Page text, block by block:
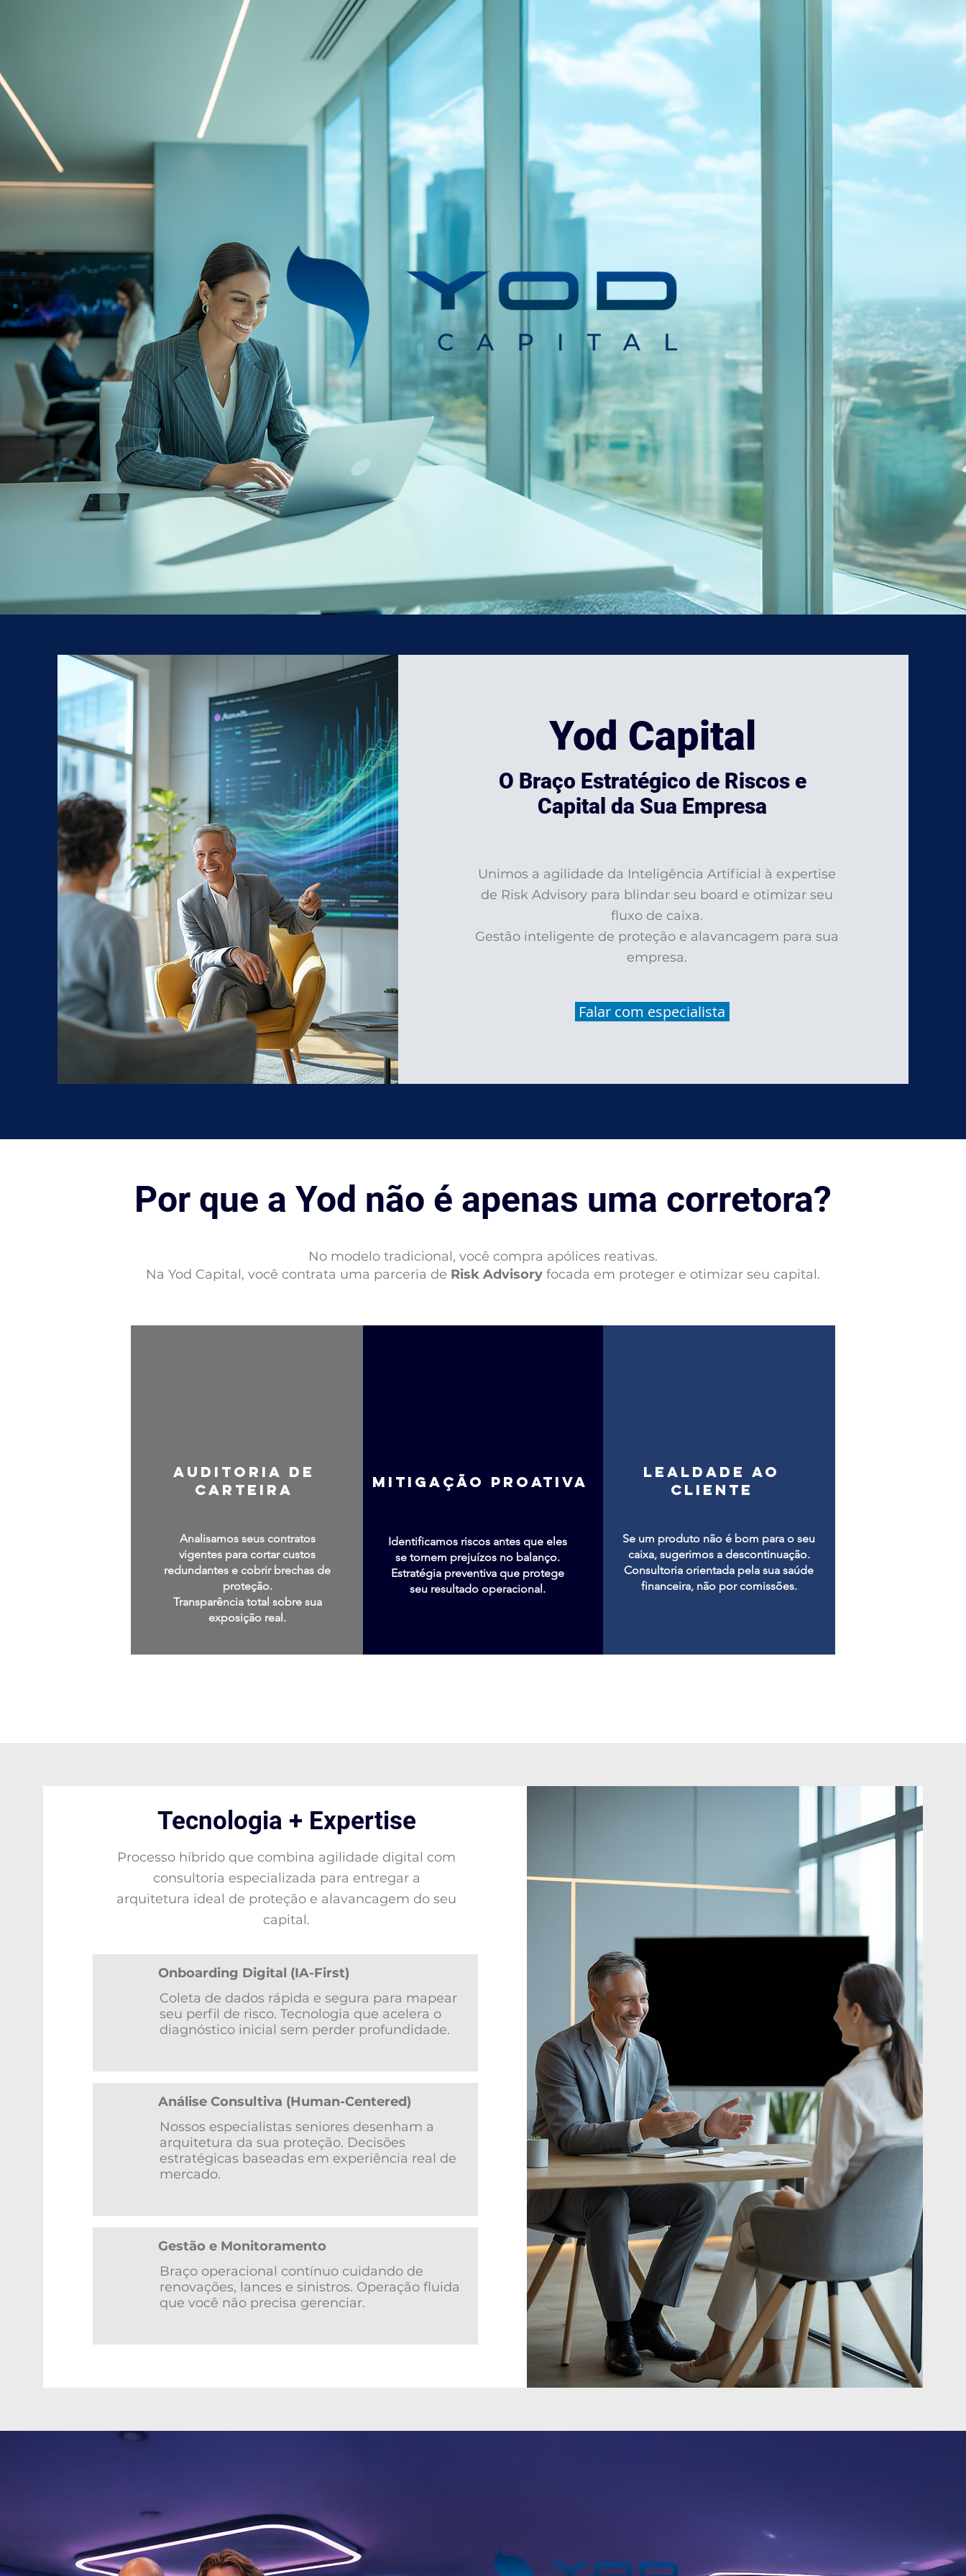
Yod Capital
O Braço Estratégico de Riscos e
Capital da Sua Empresa
Unimos a agilidade da Inteligência Artificial à expertise
de Risk Advisory para blindar seu board e otimizar seu
fluxo de caixa.
Gestão inteligente de proteção e alavancagem para sua
empresa.
Falar com especialista
Por que a Yod não é apenas uma corretora?
No modelo tradicional, você compra apólices reativas.
Na Yod Capital, você contrata uma parceria de Risk Advisory focada em proteger e otimizar seu capital.
Auditoria de
Carteira
Analisamos seus contratos
vigentes para cortar custos
redundantes e cobrir brechas de
proteção.
Transparência total sobre sua
exposição real.
Mitigação Proativa
Identificamos riscos antes que eles
se tornem prejuízos no balanço.
Estratégia preventiva que protege
seu resultado operacional.
Lealdade ao
Cliente
Se um produto não é bom para o seu
caixa, sugerimos a descontinuação.
Consultoria orientada pela sua saúde
financeira, não por comissões.
Tecnologia + Expertise
Processo híbrido que combina agilidade digital com
consultoria especializada para entregar a
arquitetura ideal de proteção e alavancagem do seu
capital.
Onboarding Digital (IA-First)
Coleta de dados rápida e segura para mapear
seu perfil de risco. Tecnologia que acelera o
diagnóstico inicial sem perder profundidade.
Análise Consultiva (Human-Centered)
Nossos especialistas seniores desenham a
arquitetura da sua proteção. Decisões
estratégicas baseadas em experiência real de
mercado.
Gestão e Monitoramento
Braço operacional contínuo cuidando de
renovações, lances e sinistros. Operação fluida
que você não precisa gerenciar.